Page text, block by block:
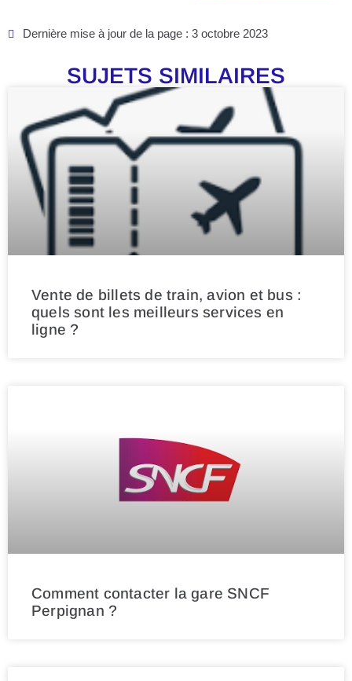
Dernière mise à jour de la page : 3 octobre 2023
SUJETS SIMILAIRES
Vente de billets de train, avion et bus :
quels sont les meilleurs services en
ligne ?
Comment contacter la gare SNCF
Perpignan ?